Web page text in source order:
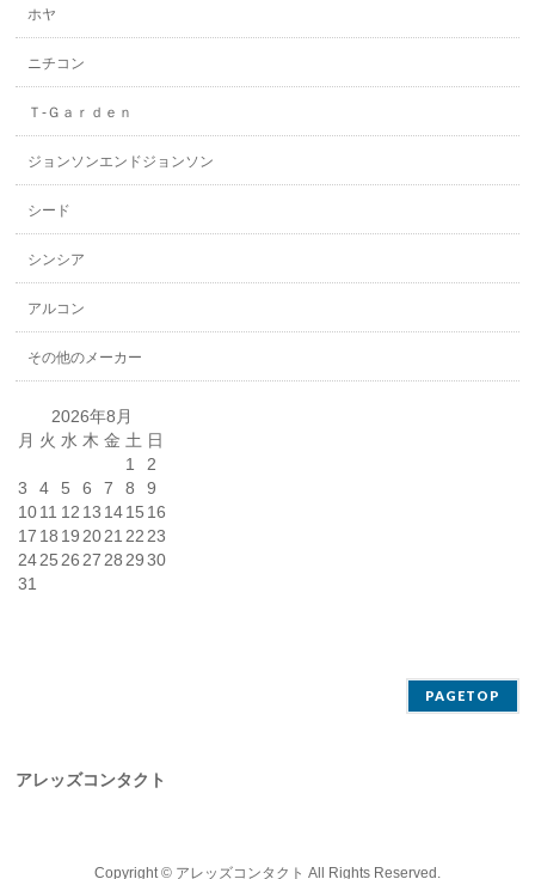
ホヤ
ニチコン
Ｔ-Ｇａｒｄｅｎ
ジョンソンエンドジョンソン
シード
シンシア
アルコン
その他のメーカー
2026年8月
月 火 水 木 金 土 日
1
2
3
4 5 6 7 8
9
1011 12 13 1415 16
17 18 19 2021 22 23
2425 26 27 28 29 30
31
PAGETOP
アレッズコンタクト
Copyright © アレッズコンタクト All Rights Reserved.